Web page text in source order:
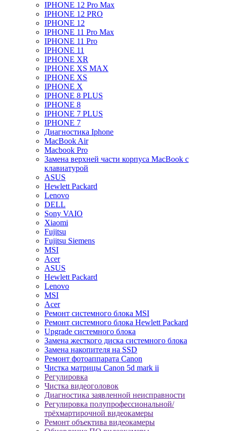
IPHONE 12 Pro Max
IPHONE 12 PRO
IPHONE 12
IPHONE 11 Pro Max
IPHONE 11 Pro
IPHONE 11
IPHONE XR
IPHONE XS MAX
IPHONE XS
IPHONE X
IPHONE 8 PLUS
IPHONE 8
IPHONE 7 PLUS
IPHONE 7
Диагностика Iphone
MacBook Air
Macbook Pro
Замена верхней части корпуса MacBook с
клавиатурой
ASUS
Hewlett Packard
Lenovo
DELL
Sony VAIO
Xiaomi
Fujitsu
Fujitsu Siemens
MSI
Acer
ASUS
Hewlett Packard
Lenovo
MSI
Acer
Ремонт системного блока MSI
Ремонт системного блока Hewlett Packard
Upgrade системного блока
Замена жесткого диска системного блока
Замена накопителя на SSD
Ремонт фотоаппарата Canon
Чистка матрицы Canon 5d mark ii
Регулировка
Чистка видеоголовок
Диагностика заявленной неисправности
Регулировка полупрофессиональной/
трёхмартирочной видеокамеры
Ремонт объектива видеокамеры